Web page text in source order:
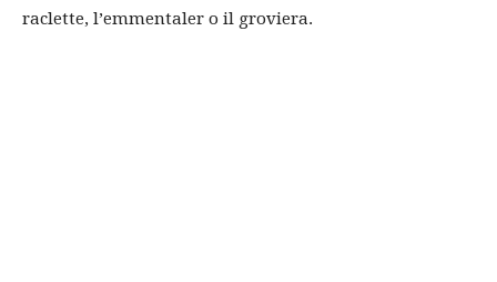
raclette, l’emmentaler o il groviera.